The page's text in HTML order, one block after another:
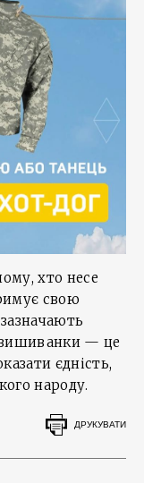
хто несе
свою
вишиванки — це
єдність,
народу.
ДРУКУВАТИ